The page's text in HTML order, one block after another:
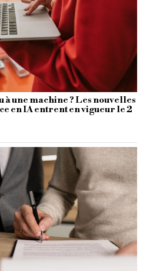
à une machine ? Les nouvelles
en IA entrent en vigueur le 2